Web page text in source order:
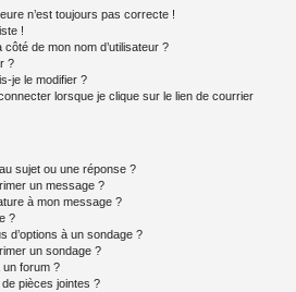
n’est toujours pas correcte !
!
de mon nom d’utilisateur ?
?
je le modifier ?
lorsque je clique sur le lien de courrier
sujet ou une réponse ?
un message ?
à mon message ?
?
d’options à un sondage ?
un sondage ?
un forum ?
pièces jointes ?